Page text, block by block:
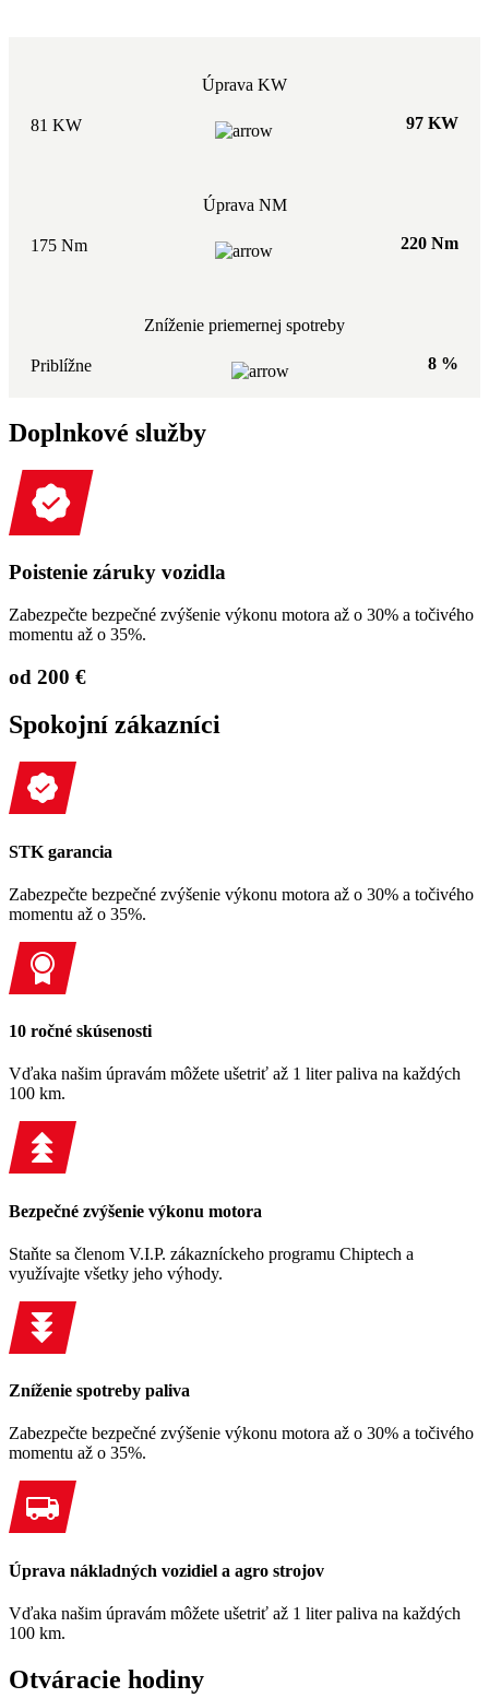
Úprava KW
81 KW 97 KW
Úprava NM
175 Nm 220 Nm
Zníženie priemernej spotreby
Priblížne 8 %
Doplnkové služby
Poistenie záruky vozidla
Zabezpečte bezpečné zvýšenie výkonu motora až o 30% a točivého
momentu až o 35%.
od 200 €
Spokojní zákazníci
STK garancia
Zabezpečte bezpečné zvýšenie výkonu motora až o 30% a točivého
momentu až o 35%.
10 ročné skúsenosti
Vďaka našim úpravám môžete ušetriť až 1 liter paliva na každých
100 km.
Bezpečné zvýšenie výkonu motora
Staňte sa členom V.I.P. zákazníckeho programu Chiptech a
využívajte všetky jeho výhody.
Zníženie spotreby paliva
Zabezpečte bezpečné zvýšenie výkonu motora až o 30% a točivého
momentu až o 35%.
Úprava nákladných vozidiel a agro strojov
Vďaka našim úpravám môžete ušetriť až 1 liter paliva na každých
100 km.
Otváracie hodiny